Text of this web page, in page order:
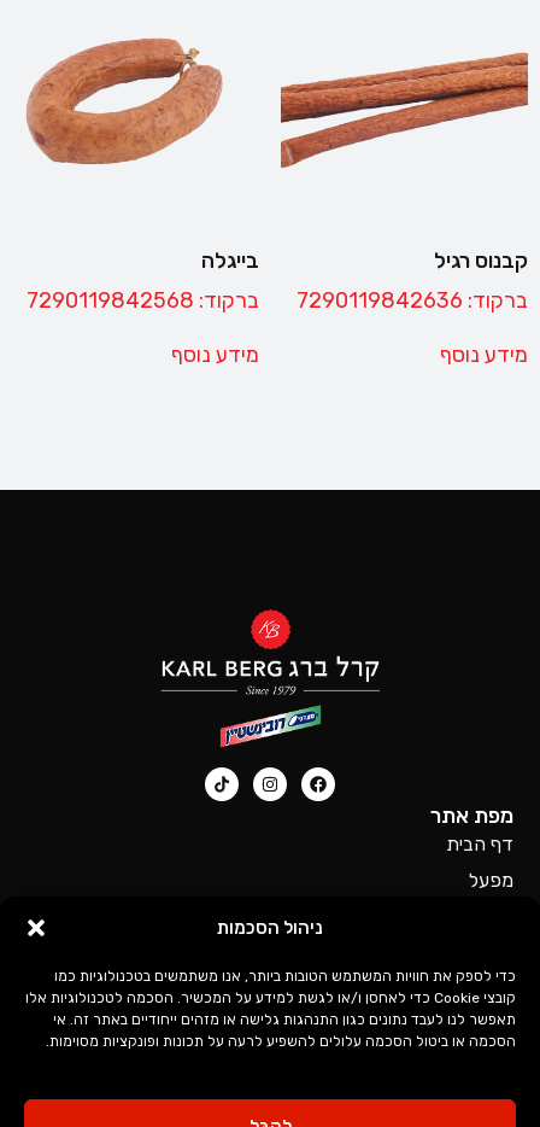
ניהול הסכמות
כדי לספק את חוויות המשתמש הטובות ביותר, אנו משתמשים בטכנולוגיות כמו
קובצי Cookie כדי לאחסן ו/או לגשת למידע על המכשיר. הסכמה לטכנולוגיות אלו
תאפשר לנו לעבד נתונים כגון התנהגות גלישה או מזהים ייחודיים באתר זה. אי
הסכמה או ביטול הסכמה עלולים להשפיע לרעה על תכונות ופונקציות מסוימות.
קבנוס רגיל
ברקוד: 7290119842636
מידע נוסף
בייגלה
ברקוד: 7290119842568
מידע נוסף
מפת אתר
דף הבית
מפעל
כל המוצרים של קרל ברג
לינקים חשובים
מדיניות פרטיות
הצהרת נגישות